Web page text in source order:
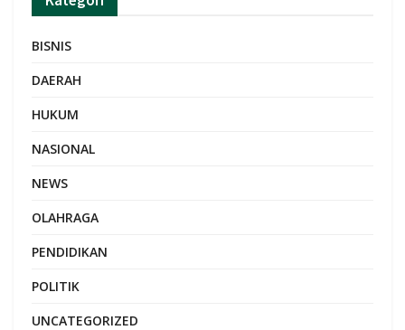
BISNIS
DAERAH
HUKUM
NASIONAL
NEWS
OLAHRAGA
PENDIDIKAN
POLITIK
UNCATEGORIZED